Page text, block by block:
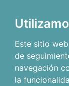
Este sitio
de
navegación
la